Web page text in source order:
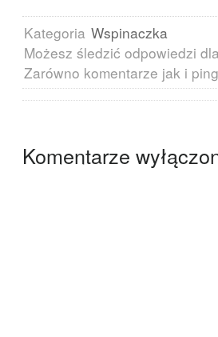
Kategoria Wspinaczka
Możesz śledzić odpowiedzi
Zarówno komentarze jak i
Komentarze